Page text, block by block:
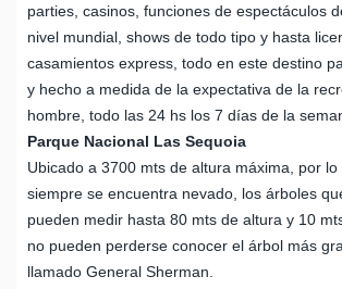
parties, casinos, funciones de espectáculos
nivel mundial, shows de todo tipo y hasta
casamientos express, todo en este destino
y hecho a medida de la expectativa de la
hombre, todo las 24 hs los 7 días de la
Parque Nacional Las Sequoia
Ubicado a 3700 mts de altura máxima, por
siempre se encuentra nevado, los árboles
pueden medir hasta 80 mts de altura y 10
no pueden perderse conocer el árbol más
llamado General Sherman.